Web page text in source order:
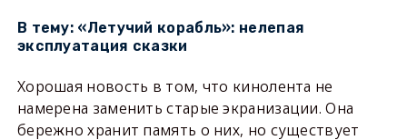
В тему: «Летучий корабль»: нелепая
эксплуатация сказки
Хорошая новость в том, что кинолента не
намерена заменить старые экранизации. Она
бережно хранит память о них, но существует